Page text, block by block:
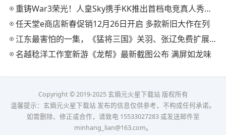
重铸War3荣光！人皇Sky携手KK推出首档电竞真人秀《寻找下一个Sky》
任天堂e商店新春促销12月26日开启 多款新旧大作在列
江东最害怕的一集，《猛将三国》关羽、张辽免费扩展包现已上线
名越稔洋工作室新游《龙帮》最新截图公布 满屏如龙味
Copyright © 2019-2025 玄熵元火星下载站 版权所有
温馨提示：玄熵元火星下载站 发布的信息仅供参考，不构成任何承诺。
如需删除、修正或合作，请致电 15533027283 或发送邮件至
minhang_lian@163.com。